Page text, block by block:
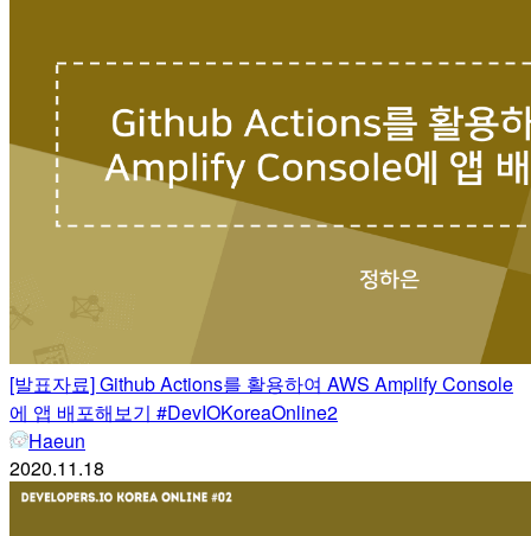
[발표자료] Github Actions를 활용하여 AWS Amplify Console
에 앱 배포해보기 #DevIOKoreaOnline2
Haeun
2020.11.18